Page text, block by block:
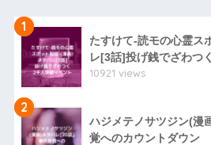
1
たすけて-読モの心霊ス
レ[3話]投げ銭でざわつ
10921 views
2
ハジメテノサツジン(漫
覚へのカウントダウン